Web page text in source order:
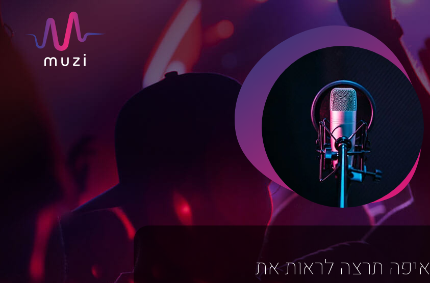
איפה תרצה לראות את